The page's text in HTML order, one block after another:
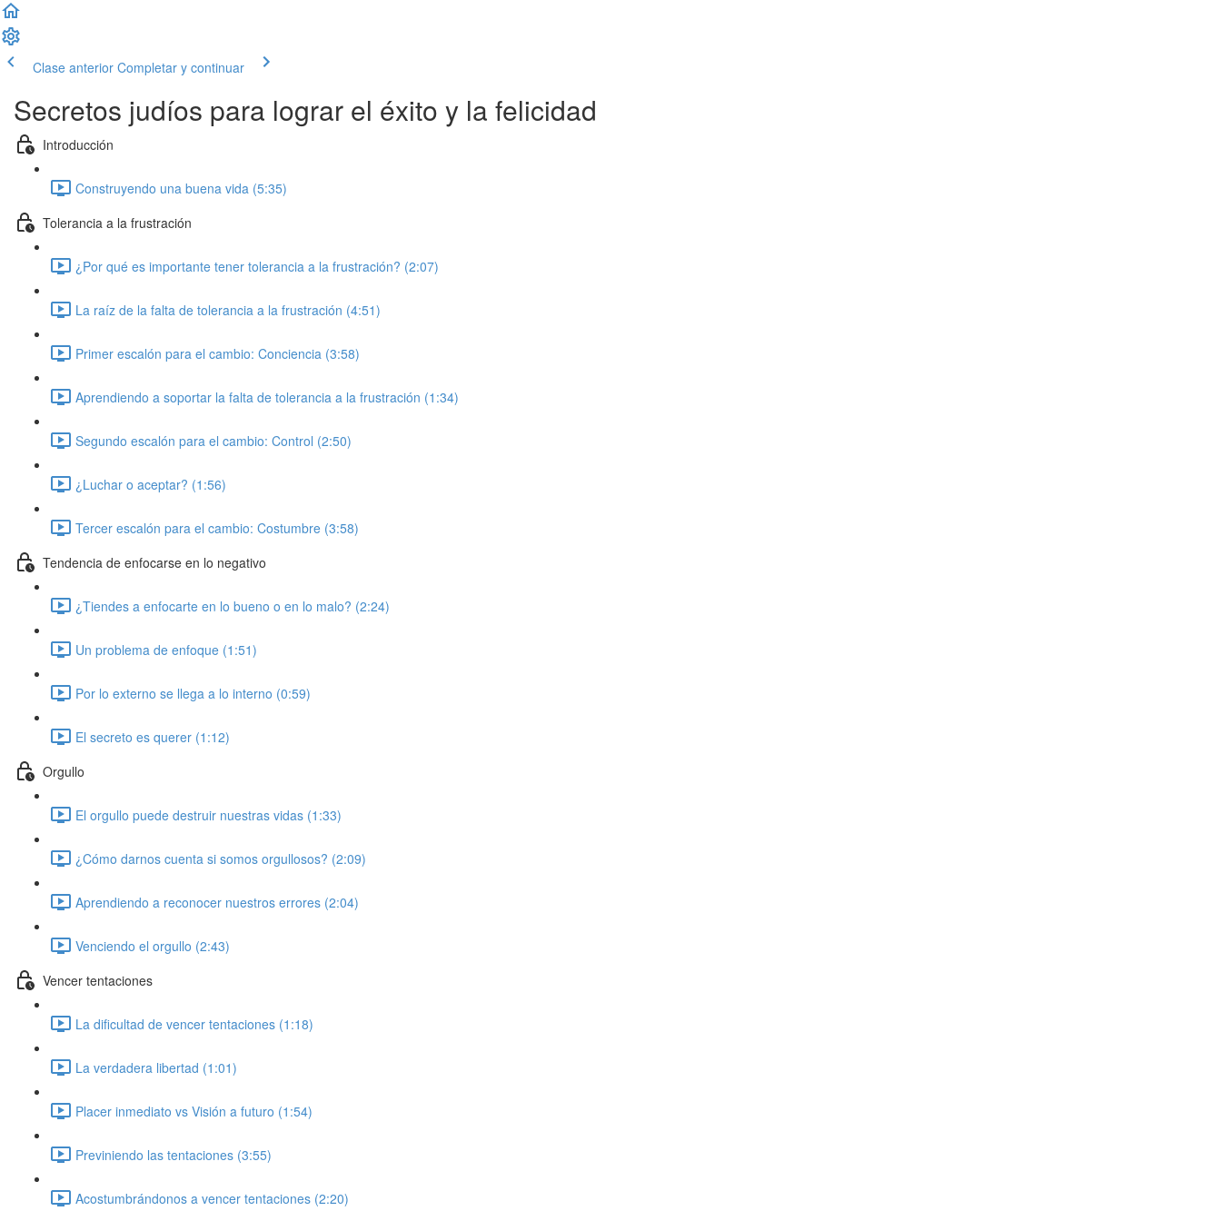
Clase anterior Completar y continuar
Secretos judíos para lograr el éxito y la felicidad
Introducción
Construyendo una buena vida (5:35)
Tolerancia a la frustración
¿Por qué es importante tener tolerancia a la frustración? (2:07)
La raíz de la falta de tolerancia a la frustración (4:51)
Primer escalón para el cambio: Conciencia (3:58)
Aprendiendo a soportar la falta de tolerancia a la frustración (1:34)
Segundo escalón para el cambio: Control (2:50)
¿Luchar o aceptar? (1:56)
Tercer escalón para el cambio: Costumbre (3:58)
Tendencia de enfocarse en lo negativo
¿Tiendes a enfocarte en lo bueno o en lo malo? (2:24)
Un problema de enfoque (1:51)
Por lo externo se llega a lo interno (0:59)
El secreto es querer (1:12)
Orgullo
El orgullo puede destruir nuestras vidas (1:33)
¿Cómo darnos cuenta si somos orgullosos? (2:09)
Aprendiendo a reconocer nuestros errores (2:04)
Venciendo el orgullo (2:43)
Vencer tentaciones
La dificultad de vencer tentaciones (1:18)
La verdadera libertad (1:01)
Placer inmediato vs Visión a futuro (1:54)
Previniendo las tentaciones (3:55)
Acostumbrándonos a vencer tentaciones (2:20)